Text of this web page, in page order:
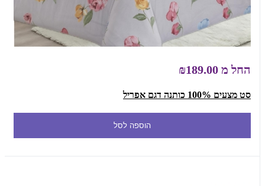
החל מ ₪189.00
סט מצעים 100% כותנה דגם אפריל
הוספה לסל